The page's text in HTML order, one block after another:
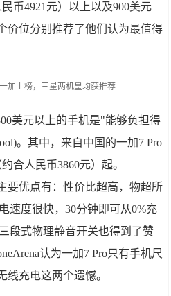
币4921元）以上以及900美元
价位分别推荐了他们认为最值得
美元以上的手机是"能够负担得
。其中，来自中国的一加7 Pro
合人民币3860元）起。
要优点有：性价比超高，物超所
速度很快，30分钟即可从0%充
段式物理静音开关也得到了赞
认为一加7 Pro只有手机尺
线充电这两个遗憾。